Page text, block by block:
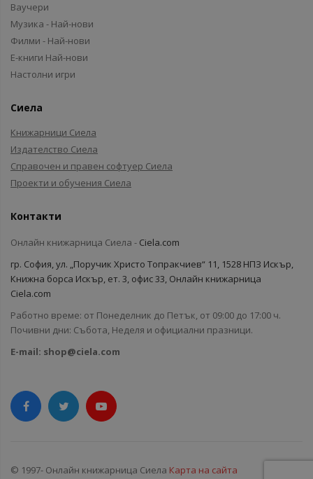
Ваучери
Музика - Най-нови
Филми - Най-нови
Е-книги Най-нови
Настолни игри
Сиела
Книжарници Сиела
Издателство Сиела
Справочен и правен софтуер Сиела
Проекти и обучения Сиела
Контакти
Онлайн книжарница Сиела - Ciela.com
гр. София, ул. „Поручик Христо Топракчиев“ 11, 1528 НПЗ Искър,
Книжна борса Искър, ет. 3, офис 33, Онлайн книжарница
Ciela.com
Работно време: от Понеделник до Петък, от 09:00 до 17:00 ч.
Почивни дни: Събота, Неделя и официални празници.
E-mail: shop@ciela.com
© 1997- Онлайн книжарница Сиела Карта на сайта